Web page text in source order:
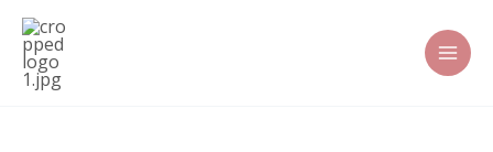
Zum
Inhalt
springen